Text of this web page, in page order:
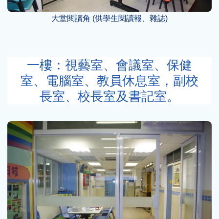
大堂閱讀角 (供學生閱讀報、雜誌)
一樓：視藝室、會議室、保健
室、電腦室、教員休息室，副校
長室、校長室及書記室。